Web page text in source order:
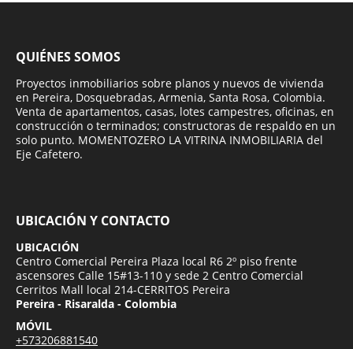
QUIÉNES SOMOS
Proyectos inmobiliarios sobre planos y nuevos de vivienda
en Pereira, Dosquebradas, Armenia, Santa Rosa, Colombia.
Venta de apartamentos, casas, lotes campestres, oficinas, en
construcción o terminados; constructoras de respaldo en un
solo punto. MOMENTOZERO LA VITRINA INMOBILIARIA del
Eje Cafetero.
UBICACIÓN Y CONTACTO
UBICACIÓN
Centro Comercial Pereira Plaza local R6 2º piso frente
ascensores Calle 15#13-110 y sede 2 Centro Comercial
Cerritos Mall local 214-CERRITOS Pereira
Pereira - Risaralda - Colombia
MÓVIL
+573206881540